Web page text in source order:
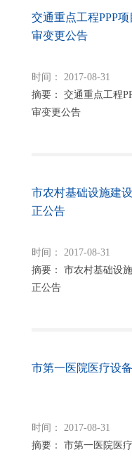
交通重点工程PPP
审变更公告
时间： 2017-08-31
摘要： 交通重点工程
审变更公告
市农村基础设施建
正公告
时间： 2017-08-31
摘要： 市农村基础设
正公告
市第一医院医疗设
时间： 2017-08-31
摘要： 市第一医院医